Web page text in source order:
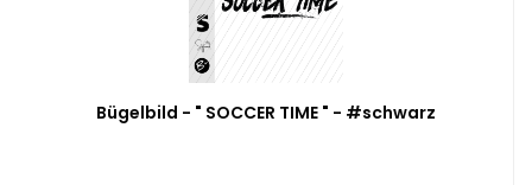
Bügelbild - " SOCCER TIME " - #schwarz